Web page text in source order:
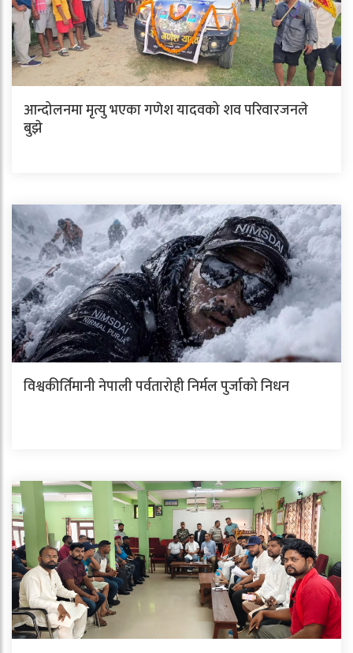
आन्दोलनमा मृत्यु भएका गणेश यादवको शव परिवारजनले
बुझे
विश्वकीर्तिमानी नेपाली पर्वतारोही निर्मल पुर्जाको निधन